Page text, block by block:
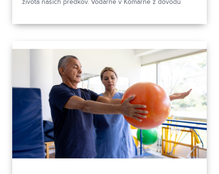
života našich predkov. Vodárne v Komárne z dôvodu